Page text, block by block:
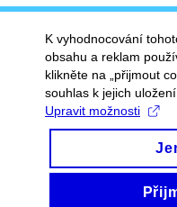
K vyhodnocování
obsahu a reklam
klikněte na „přijmout
souhlas k jejich
Upravit možnosti